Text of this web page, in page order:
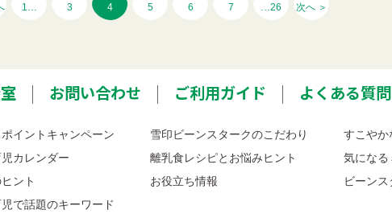
1… 3 4 5 6 7 …26 次へ ＞
お問い合わせ ご利用ガイド よくある質問
ポイントキャンペーン 雪印ビーンスタークのこだわり
すこやか
カレンダー 離乳食レシピとお悩みヒント
気になる
ント お役立ち情報
ビーン
で話題のキーワード